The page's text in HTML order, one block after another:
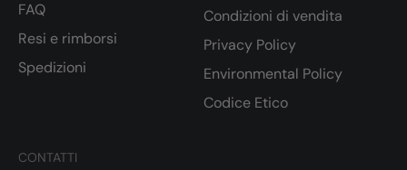
CONTATTI
FAQ
Resi e rimborsi
Spedizioni
Condizioni di vendita
Privacy Policy
Environmental Policy
Codice Etico